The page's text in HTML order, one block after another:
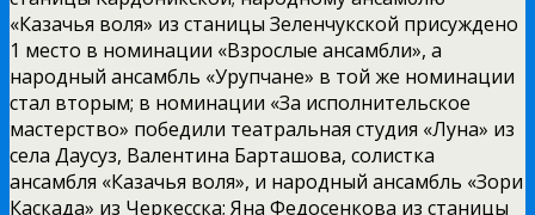
«Казачья воля» из станицы Зеленчукской присуждено
1 место в номинации «Взрослые ансамбли», а
народный ансамбль «Урупчане» в той же номинации
стал вторым; в номинации «За исполнительское
мастерство» победили театральная студия «Луна» из
села Даусуз, Валентина Барташова, солистка
ансамбля «Казачья воля», и народный ансамбль «Зори
Каскада» из Черкесска; Яна Федосенкова из станицы